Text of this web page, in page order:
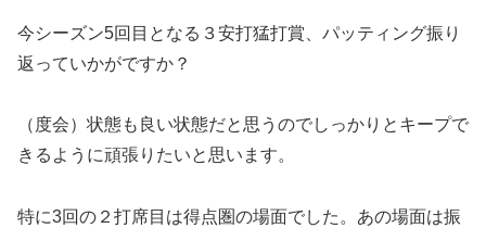
今シーズン5回目となる３安打猛打賞、パッティング振り
返っていかがですか？
（度会）状態も良い状態だと思うのでしっかりとキープで
きるように頑張りたいと思います。
特に3回の２打席目は得点圏の場面でした。あの場面は振